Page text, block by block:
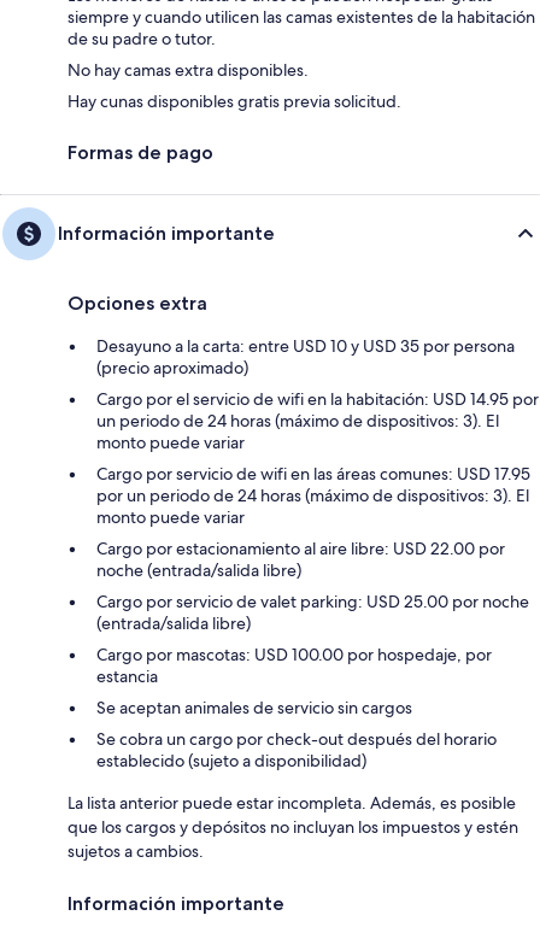
siempre y cuando utilicen las camas existentes de la habitación
de su padre o tutor.
No hay camas extra disponibles.
Hay cunas disponibles gratis previa solicitud.
Formas de pago
Información importante
Opciones extra
Desayuno a la carta: entre USD 10 y USD 35 por persona
(precio aproximado)
Cargo por el servicio de wifi en la habitación: USD 14.95 por
un periodo de 24 horas (máximo de dispositivos: 3). El
monto puede variar
Cargo por servicio de wifi en las áreas comunes: USD 17.95
por un periodo de 24 horas (máximo de dispositivos: 3). El
monto puede variar
Cargo por estacionamiento al aire libre: USD 22.00 por
noche (entrada/salida libre)
Cargo por servicio de valet parking: USD 25.00 por noche
(entrada/salida libre)
Cargo por mascotas: USD 100.00 por hospedaje, por
estancia
Se aceptan animales de servicio sin cargos
Se cobra un cargo por check-out después del horario
establecido (sujeto a disponibilidad)
La lista anterior puede estar incompleta. Además, es posible
que los cargos y depósitos no incluyan los impuestos y estén
sujetos a cambios.
Información importante